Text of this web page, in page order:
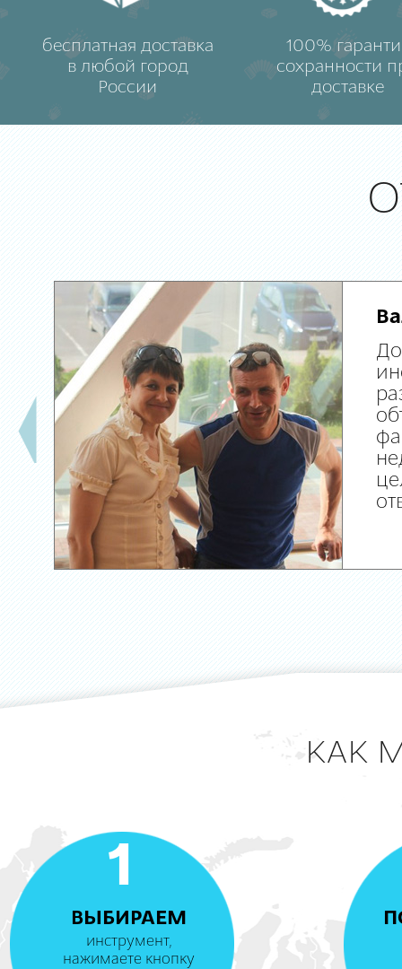
бесплатная доставка
в любой город
России
100%
сохранности
доставке
КАК
1
ВЫБИРАЕМ
инструмент,
нажимаете кнопку